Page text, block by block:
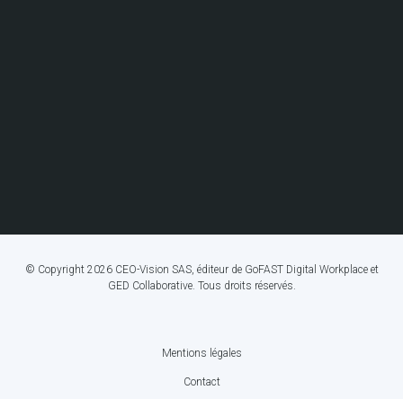
© Copyright 2026 CEO-Vision SAS, éditeur de GoFAST Digital Workplace et
GED Collaborative. Tous droits réservés.
Mentions légales
Contact